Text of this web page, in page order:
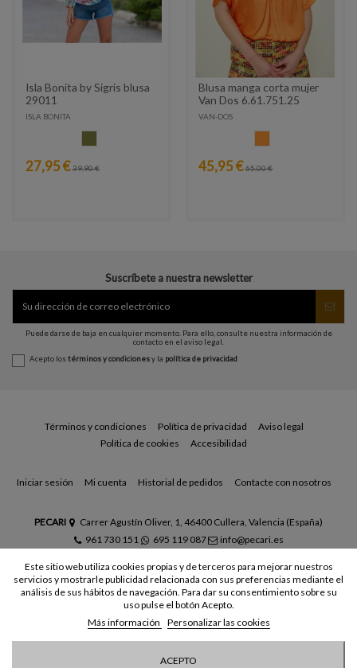
Isla Bonita by Sigris blusa
29011
ISLA BONITA
27,95 €39,90 €
Blusa manga corta mujer
Van Dos 6.61.751.25
VAN-DOS
45,95 € 65,00 €
Suscríbete a nuestra newsletter
Puede darse de baja en cualquier momento. Para ello, consulte nuestra información de
contacto en el aviso legal.
Acepto lostérminos y condicionesy la política de privacidad
Términos y condiciones Política de privacidad
Aviso legal
Política de cookies
Accesibilidad
Iniciar sesión Mi cuenta Historial de pedidos Contacte con nosotros
PECARI
Carrer Agustín Oliver, 1, 46400 Cullera, Valencia (España)
961 730 151
695 119 087 info@pecari.es
Este sitio web utiliza cookies propias y de terceros para mejorar nuestros
servicios y mostrarle publicidad relacionada con sus preferencias mediante el
análisis de sus hábitos de navegación. Para dar su consentimiento sobre su
uso pulse el botón Acepto.
Más información
Personalizar las cookies
ACEPTO
© Todos los derechos reservados - Powered bybytefactory